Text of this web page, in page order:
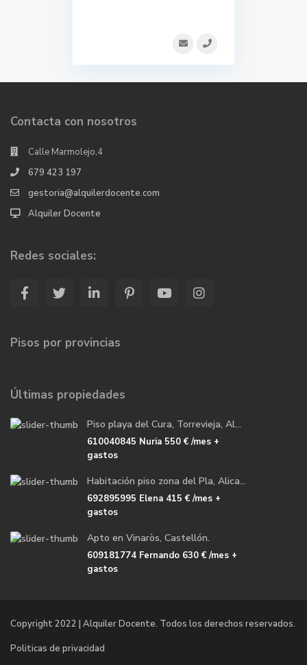
Contacta con nosotros
Calle Marmolejo,4
679 423 197
gestoria@alquilerdocente.com
Alquiler Docente
Redes sociales:
Pisos por provincias
Últimas propiedades
Piso playa del Cura, Torrevieja, Al...
610040845 Nuria 550 €/mes +
gastos
Habitación piso zona del Pla, Alica...
692895995 Elena 415 €/mes +
gastos
Apto en Vinaròs, Castellón.
609181774 Fernando 630 €/mes +
gastos
Copyright 2022 | Alquiler Docente. Todos los derechos reservados.
Politicas de privacidad